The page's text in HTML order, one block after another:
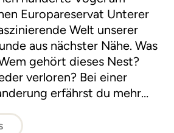
Europareservat Unterer
Welt unserer
aus nächster Nähe. Was
gehört dieses Nest?
verloren? Bei einer
erfährst du mehr